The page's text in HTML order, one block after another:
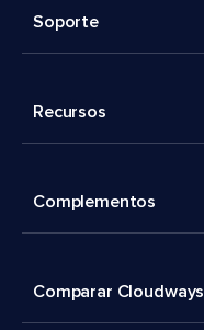
Soporte
Recursos
Complementos
Comparar Cloudways